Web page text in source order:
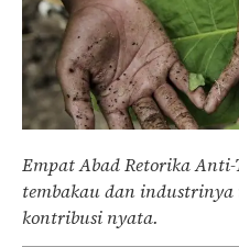
Empat Abad Retorika
tembakau dan industrinya
kontribusi nyata.